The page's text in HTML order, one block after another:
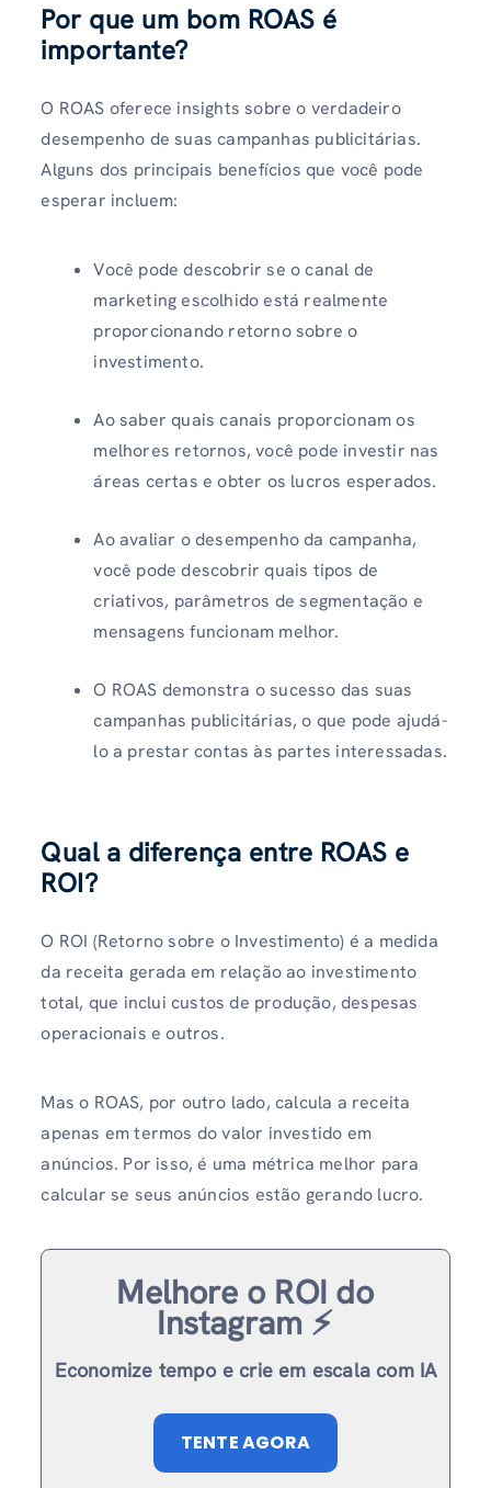
Por que um bom ROAS é
importante?
O ROAS oferece insights sobre o verdadeiro
desempenho de suas campanhas publicitárias.
Alguns dos principais benefícios que você pode
esperar incluem:
Você pode descobrir se o canal de
marketing escolhido está realmente
proporcionando retorno sobre o
investimento.
Ao saber quais canais proporcionam os
melhores retornos, você pode investir nas
áreas certas e obter os lucros esperados.
Ao avaliar o desempenho da campanha,
você pode descobrir quais tipos de
criativos, parâmetros de segmentação e
mensagens funcionam melhor.
O ROAS demonstra o sucesso das suas
campanhas publicitárias, o que pode ajudá-
lo a prestar contas às partes interessadas.
Qual a diferença entre ROAS e
ROI?
O ROI (Retorno sobre o Investimento) é a medida
da receita gerada em relação ao investimento
total, que inclui custos de produção, despesas
operacionais e outros.
Mas o ROAS, por outro lado, calcula a receita
apenas em termos do valor investido em
anúncios. Por isso, é uma métrica melhor para
calcular se seus anúncios estão gerando lucro.
Melhore o ROI do
Instagram ⚡️
Economize tempo e crie em escala com IA
TENTE AGORA